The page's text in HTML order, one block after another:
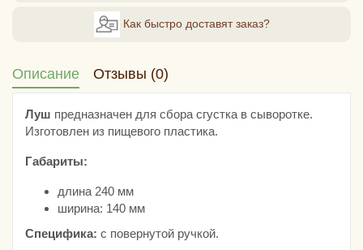
Как быстро доставят заказ?
Описание Отзывы (0)
Луш предназначен для сбора сгустка в сыворотке.
Изготовлен из пищевого пластика.
Габариты:
длина 240 мм
ширина: 140 мм
Специфика: с повернутой ручкой.